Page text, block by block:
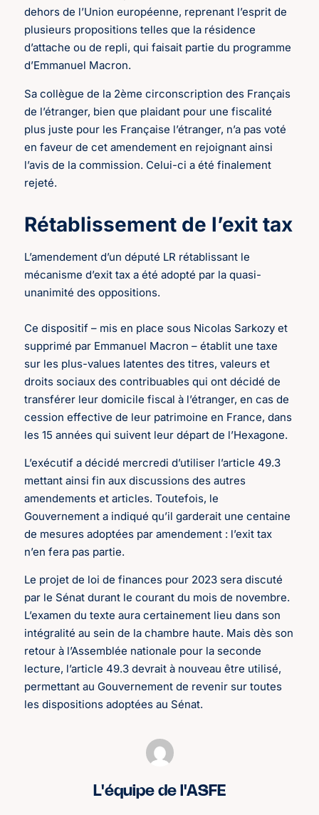
dehors de l’Union européenne, reprenant l’esprit de
plusieurs propositions telles que la résidence
d’attache ou de repli, qui faisait partie du programme
d’Emmanuel Macron.
Sa collègue de la 2ème circonscription des Français
de l’étranger, bien que plaidant pour une fiscalité
plus juste pour les Française l’étranger, n’a pas voté
en faveur de cet amendement en rejoignant ainsi
l’avis de la commission. Celui-ci a été finalement
rejeté.
Rétablissement de l’exit tax
L’amendement d’un député LR rétablissant le
mécanisme d’exit tax a été adopté par la quasi-
unanimité des oppositions.
Ce dispositif – mis en place sous Nicolas Sarkozy et
supprimé par Emmanuel Macron – établit une taxe
sur les plus-values latentes des titres, valeurs et
droits sociaux des contribuables qui ont décidé de
transférer leur domicile fiscal à l’étranger, en cas de
cession effective de leur patrimoine en France, dans
les 15 années qui suivent leur départ de l’Hexagone.
L’exécutif a décidé mercredi d’utiliser l’article 49.3
mettant ainsi fin aux discussions des autres
amendements et articles. Toutefois, le
Gouvernement a indiqué qu’il garderait une centaine
de mesures adoptées par amendement : l’exit tax
n’en fera pas partie.
Le projet de loi de finances pour 2023 sera discuté
par le Sénat durant le courant du mois de novembre.
L’examen du texte aura certainement lieu dans son
intégralité au sein de la chambre haute. Mais dès son
retour à l’Assemblée nationale pour la seconde
lecture, l’article 49.3 devrait à nouveau être utilisé,
permettant au Gouvernement de revenir sur toutes
les dispositions adoptées au Sénat.
L'équipe de l'ASFE